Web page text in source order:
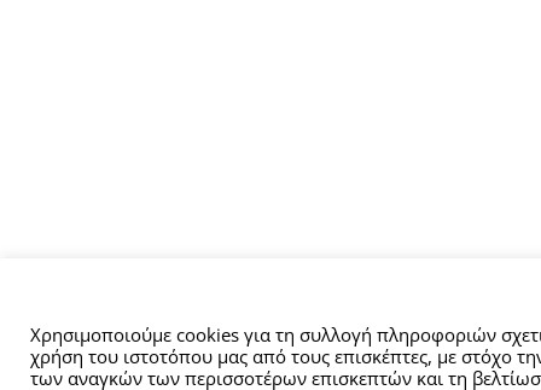
Χρησιμοποιούμε cookies για τη συλλογή πληροφοριών
χρήση του ιστοτόπου μας από τους επισκέπτες, με στόχο
των αναγκών των περισσοτέρων επισκεπτών και τη